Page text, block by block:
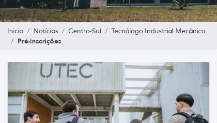
Inicio Notícias Centro-Sul Tecnólogo Industrial Mecânico
Pré-inscrições